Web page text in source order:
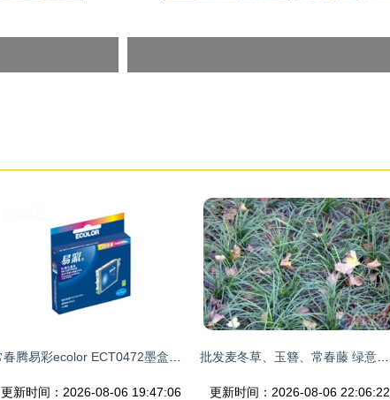
更新时间：2026-08-06 19:47:06 更新时间：2026-08-06 22:06:22